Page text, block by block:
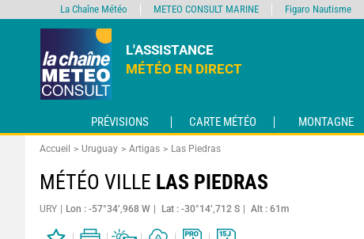
L'ASSISTANCE
MÉTÉO EN DIRECT
PRÉVISIONS CARTE MÉTÉO MONTAGNE
Accueil Uruguay Artigas Las Piedras
MÉTÉO VILLE LAS PIEDRAS
URY Lon : -57°34’,968 W Lat : -30°14’,712 S Alt : 61m
La Chaîne Météo METEO CONSULT MARINE Figaro Nautisme